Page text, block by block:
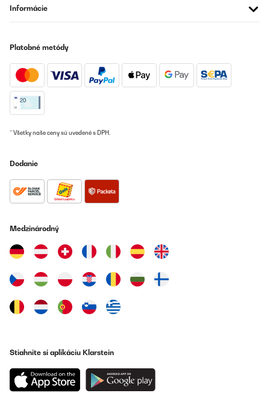
Informácie
Platobné metódy
* Všetky naše ceny sú uvedené s DPH.
Dodanie
Medzinárodný
Stiahnite si aplikáciu Klarstein